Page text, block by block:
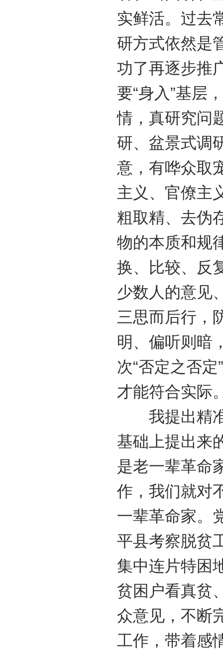
实鲜活。过去
研方式依然是
功了再逐步推
要“身入”基层
情，真研究问
研、盆景式调
意，有哗众取
主义、官僚主
粗取精、去伪
物的本质和规
换、比较、反
少数人的意见
三思而后行，
明、偏听则暗
次“否定之否
才能符合实际
我提出精准
基础上提出来
是老一辈革命
作，我们就对
一辈革命家。
平县考察脱贫
集中连片特困
贫困户看真贫
众意见，不断
工作，带着感